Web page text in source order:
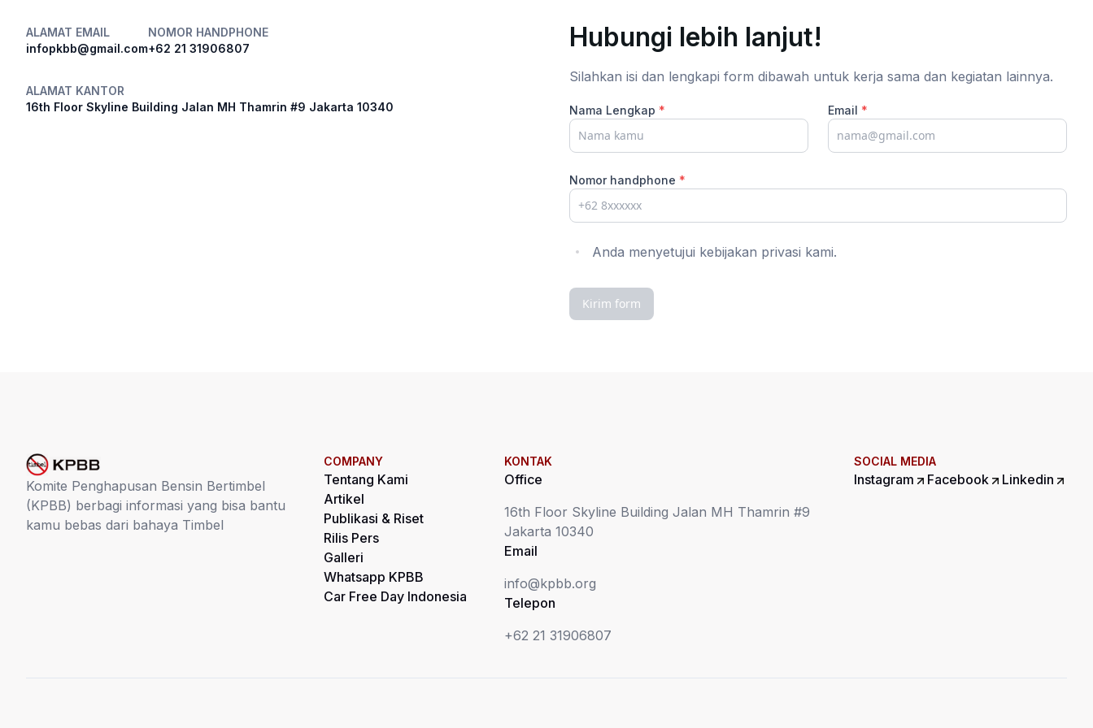
ALAMAT EMAIL
infopkbb@gmail.com
NOMOR HANDPHONE
+62 21 31906807
ALAMAT KANTOR
16th Floor Skyline Building Jalan MH Thamrin #9 Jakarta 10340
Hubungi lebih lanjut!
Silahkan isi dan lengkapi form dibawah untuk kerja sama dan kegiatan lainnya.
Nama Lengkap * Email *
Nomor handphone *
Anda menyetujui kebijakan privasi kami.
Kirim form
Komite Penghapusan Bensin Bertimbel
(KPBB) berbagi informasi yang bisa bantu
kamu bebas dari bahaya Timbel
COMPANY
Tentang Kami
Artikel
Publikasi & Riset
Rilis Pers
Galleri
Whatsapp KPBB
Car Free Day Indonesia
KONTAK
Office
16th Floor Skyline Building Jalan MH Thamrin #9
Jakarta 10340
Email
info@kpbb.org
Telepon
+62 21 31906807
SOCIAL MEDIA
Instagram Facebook Linkedin